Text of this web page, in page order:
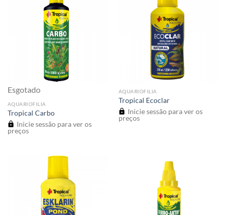
Esgotado
AQUARIOFILIA
Tropical Carbo
Inicie sessão para ver os
preços
AQUARIOFILIA
Tropical Ecoclar
Inicie sessão para ver os
preços